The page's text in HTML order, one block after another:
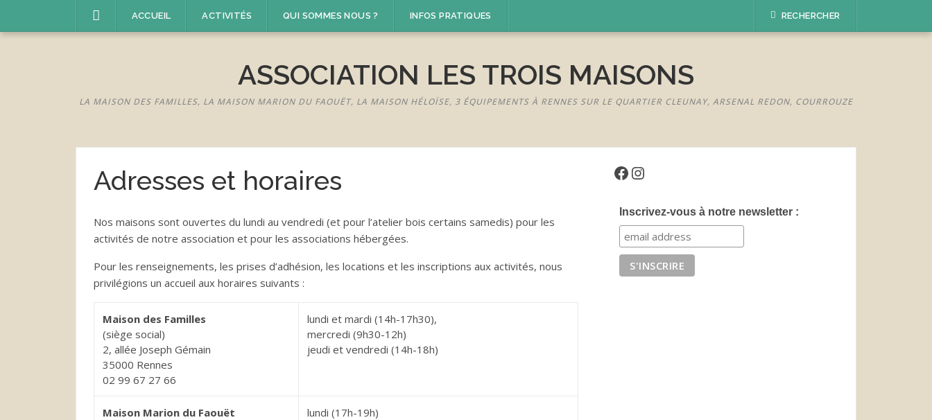
ACCUEIL ACTIVITÉS QUI SOMMES NOUS ? INFOS PRATIQUES RECHERCHER
ASSOCIATION LES TROIS MAISONS
LA MAISON DES FAMILLES, LA MAISON MARION DU FAOUËT, LA MAISON HÉLOÏSE, 3 ÉQUIPEMENTS À RENNES SUR LE QUARTIER CLEUNAY, ARSENAL REDON, COURROUZE
Adresses et horaires
Nos maisons sont ouvertes du lundi au vendredi (et pour l’atelier bois certains samedis) pour les
activités de notre association et pour les associations hébergées.
Pour les renseignements, les prises d’adhésion, les locations et les inscriptions aux activités, nous
privilégions un accueil aux horaires suivants :
Maison des Familles
(siège social)
2, allée Joseph Gémain
35000 Rennes
02 99 67 27 66
lundi et mardi (14h-17h30),
mercredi (9h30-12h)
jeudi et vendredi (14h-18h)
Maison Marion du Faouët
lundi (17h-19h)
Facebook
Instagram
Inscrivez-vous à notre newsletter :